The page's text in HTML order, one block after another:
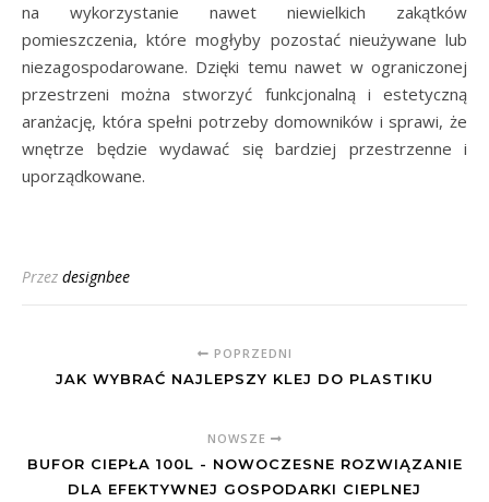
na wykorzystanie nawet niewielkich zakątków
pomieszczenia, które mogłyby pozostać nieużywane lub
niezagospodarowane. Dzięki temu nawet w ograniczonej
przestrzeni można stworzyć funkcjonalną i estetyczną
aranżację, która spełni potrzeby domowników i sprawi, że
wnętrze będzie wydawać się bardziej przestrzenne i
uporządkowane.
Przez designbee
POPRZEDNI
JAK WYBRAĆ NAJLEPSZY KLEJ DO PLASTIKU
NOWSZE
BUFOR CIEPŁA 100L - NOWOCZESNE ROZWIĄZANIE
DLA EFEKTYWNEJ GOSPODARKI CIEPLNEJ